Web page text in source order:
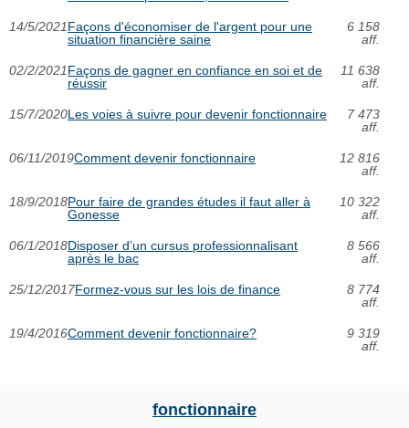
14/5/2021Façons d'économiser de l'argent pour une
situation financière saine
6 158
aff.
02/2/2021Façons de gagner en confiance en soi et de
réussir
11 638
aff.
15/7/2020Les voies à suivre pour devenir fonctionnaire
7 473
aff.
06/11/2019Comment devenir fonctionnaire
12 816
aff.
18/9/2018Pour faire de grandes études il faut aller à
Gonesse
10 322
aff.
06/1/2018Disposer d’un cursus professionnalisant
après le bac
8 566
aff.
25/12/2017Formez-vous sur les lois de finance
8 774
aff.
19/4/2016Comment devenir fonctionnaire?
9 319
aff.
fonctionnaire